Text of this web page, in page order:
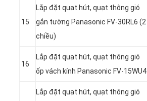
15
Lắp đặt quạt hút, quạt thông gió
gắn tường Panasonic FV-30RL6 (2
chiều)
16
Lắp đặt quạt hút, quạt thông gió
ốp vách kính Panasonic FV-15WU4
Lắp đặt quạt hút, quạt thông gió